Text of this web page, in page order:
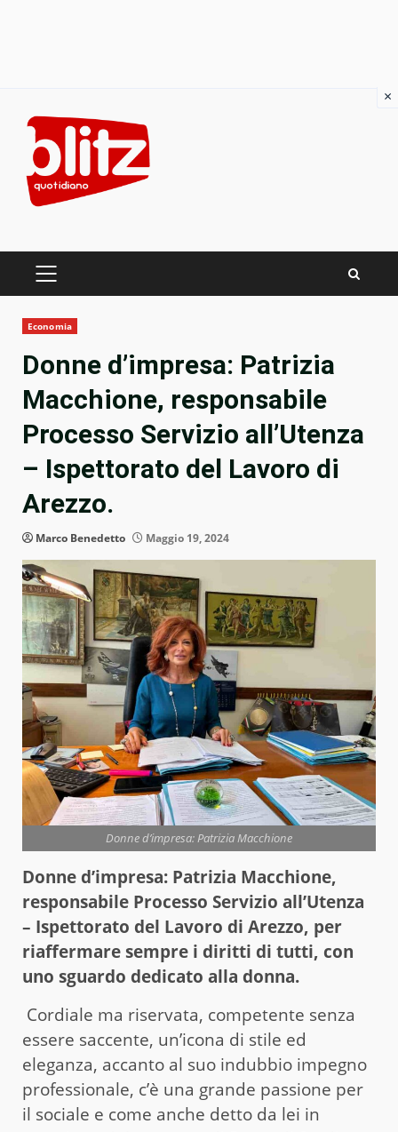
content
PRIMARY
Economia
Donne d’impresa: Patrizia
Macchione, responsabile
Processo Servizio all’Utenza
– Ispettorato del Lavoro di
Arezzo.
Marco Benedetto Maggio 19, 2024
Donne d’impresa: Patrizia Macchione
Donne d’impresa: Patrizia Macchione,
responsabile Processo Servizio all’Utenza
– Ispettorato del Lavoro di Arezzo, per
riaffermare sempre i diritti di tutti, con
uno sguardo dedicato alla donna.
Cordiale ma riservata, competente senza
essere saccente, un’icona di stile ed
eleganza, accanto al suo indubbio impegno
professionale, c’è una grande passione per
il sociale e come anche detto da lei in
×